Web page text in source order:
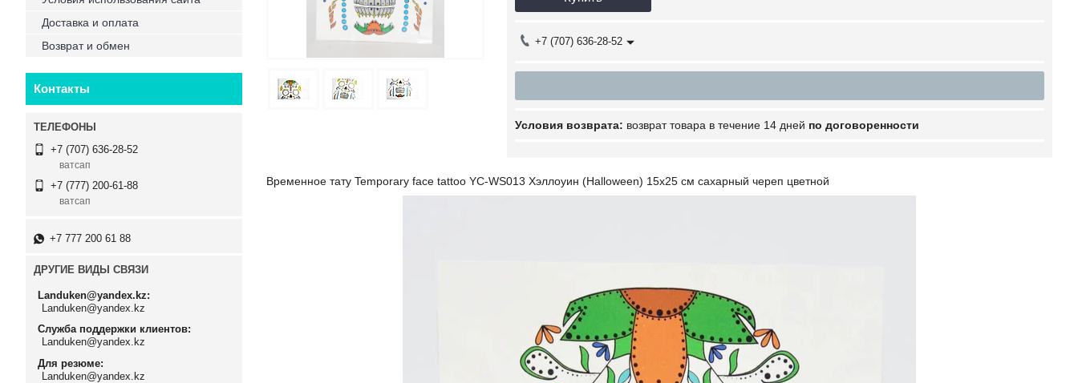
+7 (707) 636-28-52
возврат товара в течение 14 дней по договоренности
Временное тату Temporary face tattoo YC-WS013 Хэллоуин (Halloween) 15х25 см сахарный череп цветной
Доставка и оплата
Возврат и обмен
Контакты
+7 (707) 636-28-52
ватсап
+7 (777) 200-61-88
ватсап
+7 777 200 61 88
ДРУГИЕ ВИДЫ СВЯЗИ
Landuken@yandex.kz
Landuken@yandex.kz
Служба поддержки клиентов
Landuken@yandex.kz
Для резюме
Landuken@yandex.kz